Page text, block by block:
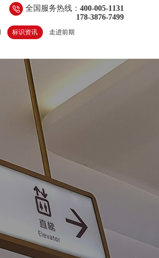
全国服务热线： 400-005-1131
178-3876-7499
标识资讯 走进前期